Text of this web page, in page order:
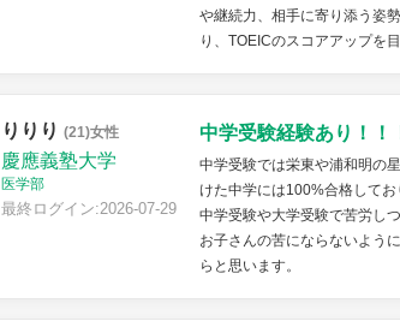
や継続力、相手に寄り添う姿
り、TOEICのスコアアップを
りりり (21)女性
慶應義塾大学
医学部
最終ログイン:2026-07-29
中学受験経験あり！！
中学受験では栄東や浦和明の
けた中学には100%合格してお
中学受験や大学受験で苦労し
お子さんの苦にならないよう
らと思います。